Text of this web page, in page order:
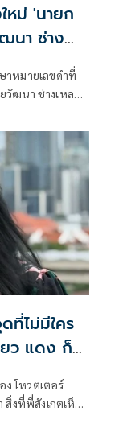
หม่ 'นายก
นา ช่าง
หมายเลขดำที่
วัฒนา ช่างเหลา
จ.ใหม่)
ที่ไม่มีใคร
ยว แดง ก็
โหวตเตอร์
สิ่งที่พี่สังเกตเห็น